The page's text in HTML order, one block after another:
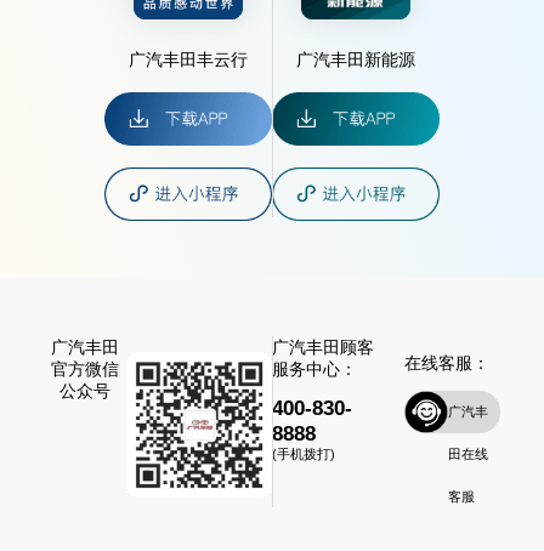
广汽丰田丰云行 广汽丰田新能源
广汽丰田
官方微信
公众号
广汽丰田顾客
服务中心：
400-830-
8888
(手机拨打)
在线客服：
广汽丰
田在线
客服